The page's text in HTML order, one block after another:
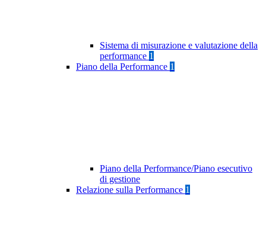
Sistema di misurazione e valutazione della
performance 1
Piano della Performance 1
Piano della Performance/Piano esecutivo
di gestione
Relazione sulla Performance 1